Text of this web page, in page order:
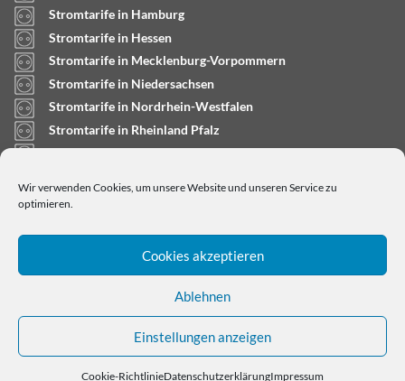
Wir verwenden Cookies, um unsere Website und unseren Service zu
optimieren.
Cookies akzeptieren
Ablehnen
Einstellungen anzeigen
Cookie-RichtlinieDatenschutzerklärungImpressum
Stromtarife in Hamburg
Stromtarife in Hessen
Stromtarife in Mecklenburg-Vorpommern
Stromtarife in Niedersachsen
Stromtarife in Nordrhein-Westfalen
Stromtarife in Rheinland Pfalz
Stromtarife in Saarland
Stromtarife in Schleswig-Holstein
Copyright © 2024stromtarifrechner.org